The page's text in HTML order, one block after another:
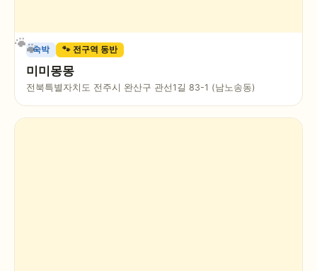
숙박 🐾 전구역 동반
미미몽몽
전북특별자치도 전주시 완산구 관선1길 83-1 (남노송동)